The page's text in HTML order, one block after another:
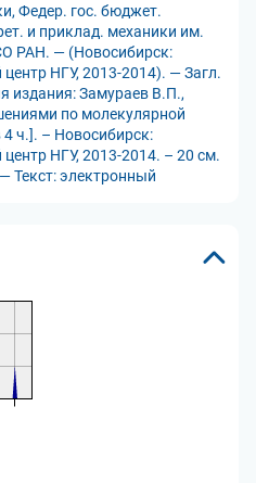
Федер. гос. бюджет.
и приклад. механики им.
РАН. — (Новосибирск:
НГУ, 2013-2014). — Загл.
издания: Замураев В.П.,
по молекулярной
4 ч.]. – Новосибирск:
НГУ, 2013-2014. – 20 см.
Текст: электронный